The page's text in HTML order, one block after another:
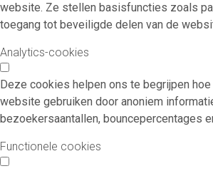
website. Ze stellen basisfuncties zoals
toegang tot beveiligde delen van de
Analytics-cookies
Deze cookies helpen ons te begrijpen
website gebruiken door anoniem
bezoekersaantallen, bouncepercentages
Functionele cookies